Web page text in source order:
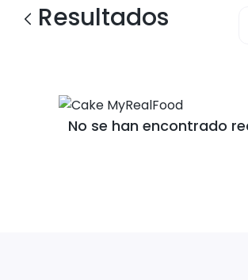
Resultados
No se han encontrado